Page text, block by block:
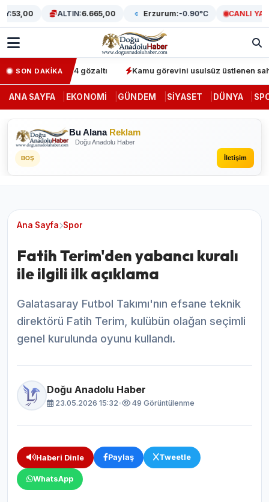
53,00 ALTIN:6.665,00 Erzurum:-0.90°C CANLI YAYIN
SON DAKİKA64 gözaltı Kamu görevini usulsüz üstlenen sahte
ANA SAYFA EKONOMI GÜNDEM SIYASET DÜNYA
Bu Alana Reklam
Doğu Anadolu Haber
BOŞ İletişim
Ana Sayfa Spor
Fatih Terim'den yabancı kuralı
ile ilgili ilk açıklama
Galatasaray Futbol Takımı'nın efsane teknik
direktörü Fatih Terim, kulübün olağan seçimli
genel kurulunda oyunu kullandı.
Doğu Anadolu Haber
23.05.2026 15:32• 49 Görüntülenme
Haberi Dinle Paylaş Tweetle
WhatsApp